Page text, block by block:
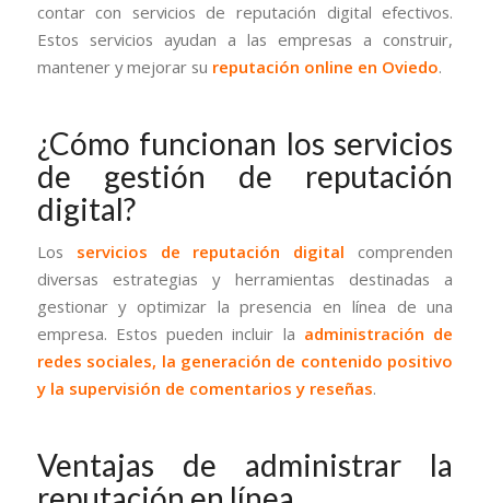
contar con servicios de reputación digital efectivos.
Estos servicios ayudan a las empresas a construir,
mantener y mejorar su reputación online en Oviedo.
¿Cómo funcionan los servicios
de gestión de reputación
digital?
Los servicios de reputación digital comprenden
diversas estrategias y herramientas destinadas a
gestionar y optimizar la presencia en línea de una
empresa. Estos pueden incluir la administración de
redes sociales, la generación de contenido positivo
y la supervisión de comentarios y reseñas.
Ventajas de administrar la